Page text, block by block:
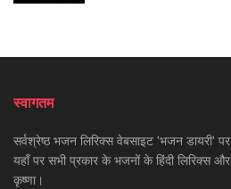
स्वागतम
सर्वश्रेष्ठ भजन लिरिक्स वेबसाइट 'भजन डायरी'
यहाँ पर सभी प्रकार के भजनों के हिंदी लिरिक्स
कृष्णा।